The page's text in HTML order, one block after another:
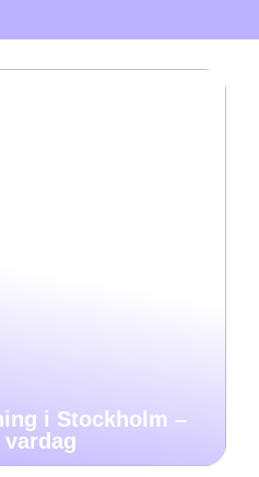
i Stockholm –
vardag